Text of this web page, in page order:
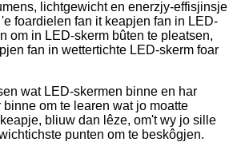
lichtgewicht en enerzjy-effisjinsje
foardielen fan it keapjen fan in LED-
om in LED-skerm bûten te pleatsen,
fan in wettertichte LED-skerm foar
wat LED-skermen binne en har
om te learen wat jo moatte
bliuw dan lêze, om't wy jo sille
punten om te beskôgjen.